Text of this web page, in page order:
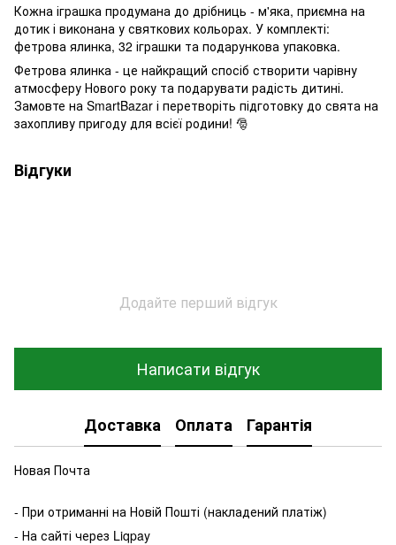
Кожна іграшка продумана до дрібниць - м'яка, приємна на
дотик і виконана у святкових кольорах. У комплекті:
фетрова ялинка, 32 іграшки та подарункова упаковка.
Фетрова ялинка - це найкращий спосіб створити чарівну
атмосферу Нового року та подарувати радість дитині.
Замовте на SmartBazar і перетворіть підготовку до свята на
захопливу пригоду для всієї родини! 🎅
Відгуки
Додайте перший відгук
Написати відгук
Доставка Оплата Гарантія
Новая Почта
- При отриманні на Новій Пошті (накладений платіж)
- На сайті через Liqpay